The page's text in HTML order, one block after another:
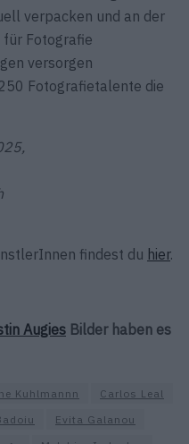
verpacken und an der
für Fotografie
versorgen
Fotografietalente die
findest du hier.
Augies Bilder haben es
Kuhlmannn
Carlos Leal
Evita Galanou